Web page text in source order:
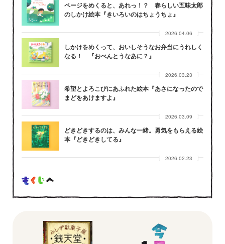
ページをめくると、あれっ！？ 春らしい五味太郎
のしかけ絵本『きいろいのはちょうちょ』
2026.04.06
しかけをめくって、おいしそうなお弁当にうれしく
なる！ 『おべんとうなあに？』
2026.03.23
希望とよろこびにあふれた絵本『あさになったので
まどをあけますよ』
2026.03.09
どきどきするのは、みんな一緒。勇気をもらえる絵
本『どきどきしてる』
2026.02.23